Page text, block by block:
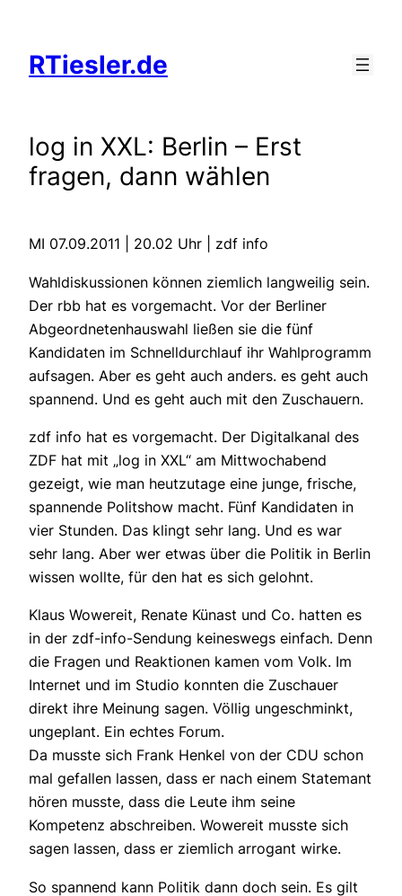
springen
RTiesler.de
log in XXL: Berlin – Erst
fragen, dann wählen
MI 07.09.2011 | 20.02 Uhr | zdf info
Wahldiskussionen können ziemlich langweilig sein.
Der rbb hat es vorgemacht. Vor der Berliner
Abgeordnetenhauswahl ließen sie die fünf
Kandidaten im Schnelldurchlauf ihr Wahlprogramm
aufsagen. Aber es geht auch anders. es geht auch
spannend. Und es geht auch mit den Zuschauern.
zdf info hat es vorgemacht. Der Digitalkanal des
ZDF hat mit „log in XXL“ am Mittwochabend
gezeigt, wie man heutzutage eine junge, frische,
spannende Politshow macht. Fünf Kandidaten in
vier Stunden. Das klingt sehr lang. Und es war
sehr lang. Aber wer etwas über die Politik in Berlin
wissen wollte, für den hat es sich gelohnt.
Klaus Wowereit, Renate Künast und Co. hatten es
in der zdf-info-Sendung keineswegs einfach. Denn
die Fragen und Reaktionen kamen vom Volk. Im
Internet und im Studio konnten die Zuschauer
direkt ihre Meinung sagen. Völlig ungeschminkt,
ungeplant. Ein echtes Forum.
Da musste sich Frank Henkel von der CDU schon
mal gefallen lassen, dass er nach einem Statemant
hören musste, dass die Leute ihm seine
Kompetenz abschreiben. Wowereit musste sich
sagen lassen, dass er ziemlich arrogant wirke.
So spannend kann Politik dann doch sein. Es gilt